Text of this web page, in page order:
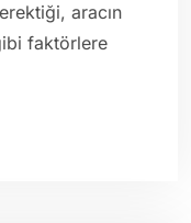
aracın
faktörlere